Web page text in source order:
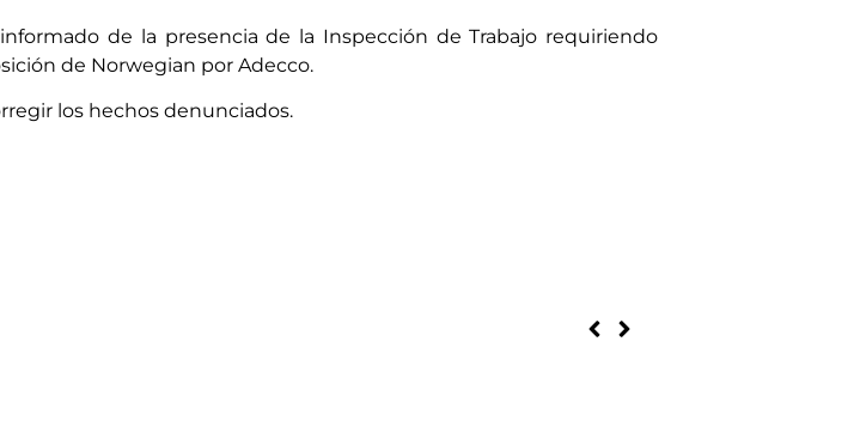
de la presencia de la Inspección de Trabajo requiriendo
de Norwegian por Adecco.
los hechos denunciados.